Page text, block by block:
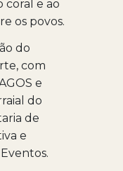
coral e ao
os povos.
do
com
e
do
de
e